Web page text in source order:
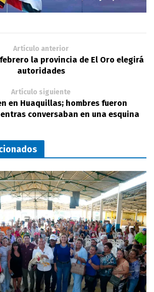
Artículo anterior
la provincia de El Oro elegirá
autoridades
Artículo siguiente
en Huaquillas; hombres fueron
conversaban en una esquina